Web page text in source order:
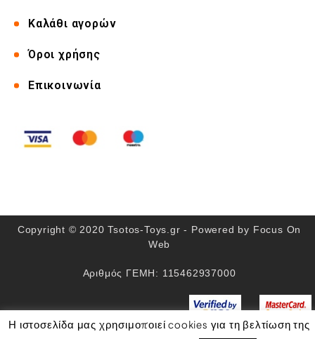
Καλάθι αγορών
Όροι χρήσης
Επικοινωνία
Copyright © 2020 Tsotos-Toys.gr - Powered by Focus On
Web
Αριθμός ΓΕΜΗ: 115462937000
Η ιστοσελίδα μας χρησιμοποιεί cookies για τη βελτίωση της